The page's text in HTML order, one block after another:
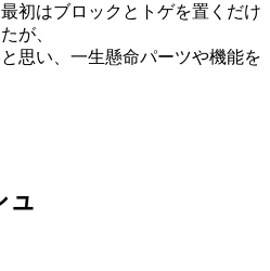
初はブロックとトゲを置くだけ
が、
思い、一生懸命パーツや機能を
ュ